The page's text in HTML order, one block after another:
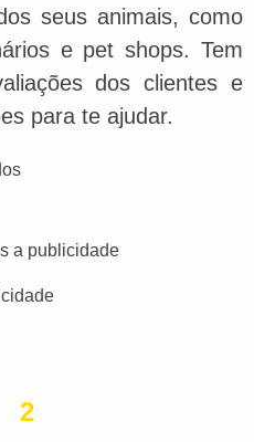
seus animais, como
e pet shops. Tem
dos clientes e
para te ajudar.
a publicidade
2